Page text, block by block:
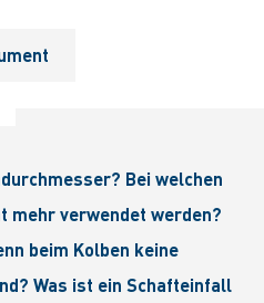
Bei welchen
mehr verwendet werden?
beim Kolben keine
Was ist ein Schafteinfall